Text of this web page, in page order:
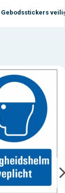
Gebodsstickers